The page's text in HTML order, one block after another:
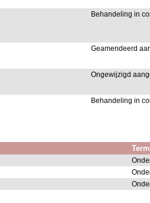
Behandeling in
Geamendeerd
Ongewijzigd
Behandeling in